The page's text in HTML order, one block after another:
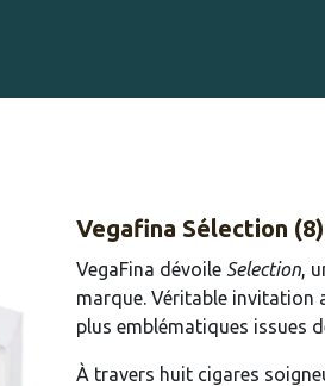
Vegafina Sélection (8)
VegaFina dévoile Selection,
marque. Véritable invitation
plus emblématiques issues
À travers huit cigares